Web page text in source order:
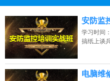
点击免费咨询电话：安防监
学习时间
搞纸上谈
电脑维